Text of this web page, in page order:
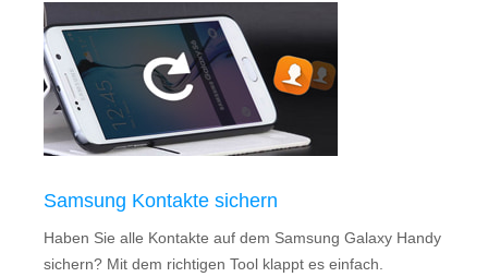
Samsung Kontakte sichern
Haben Sie alle Kontakte auf dem Samsung Galaxy Handy
sichern? Mit dem richtigen Tool klappt es einfach.